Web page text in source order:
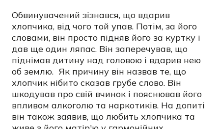
Обвинувачений зізнався, що вдарив
хлопчика, від чого той упав. Потім, за його
словами, він просто підняв його за куртку і
дав ще один ляпас. Він заперечував, що
піднімав дитину над головою і вдарив нею
об землю. Як причину він назвав те, що
хлопчик нібито сказав грубе слово. Він
шкодував про свій вчинок і пояснював його
впливом алкоголю та наркотиків. На допиті
він також заявив, що любить хлопчика та